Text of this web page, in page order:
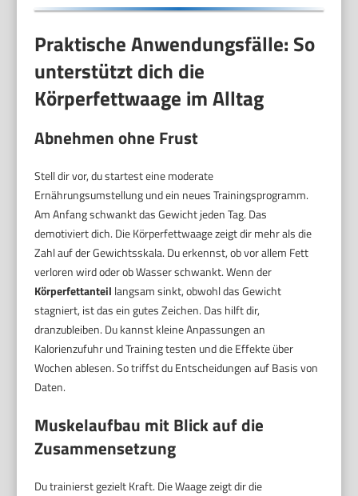
Praktische Anwendungsfälle: So
unterstützt dich die
Körperfettwaage im Alltag
Abnehmen ohne Frust
Stell dir vor, du startest eine moderate
Ernährungsumstellung und ein neues Trainingsprogramm.
Am Anfang schwankt das Gewicht jeden Tag. Das
demotiviert dich. Die Körperfettwaage zeigt dir mehr als die
Zahl auf der Gewichtsskala. Du erkennst, ob vor allem Fett
verloren wird oder ob Wasser schwankt. Wenn der
Körperfettanteil langsam sinkt, obwohl das Gewicht
stagniert, ist das ein gutes Zeichen. Das hilft dir,
dranzubleiben. Du kannst kleine Anpassungen an
Kalorienzufuhr und Training testen und die Effekte über
Wochen ablesen. So triffst du Entscheidungen auf Basis von
Daten.
Muskelaufbau mit Blick auf die
Zusammensetzung
Du trainierst gezielt Kraft. Die Waage zeigt dir die